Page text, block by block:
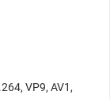
VP9, AV1,